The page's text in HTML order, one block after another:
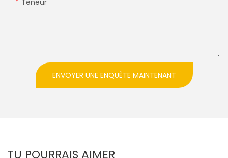
Teneur
ENVOYER UNE ENQUÊTE MAINTENANT
TU POURRAIS AIMER